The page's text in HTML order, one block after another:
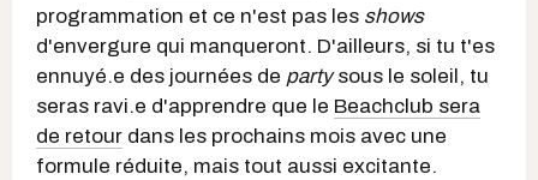
programmation et ce n'est pas les shows
d'envergure qui manqueront. D'ailleurs, si tu t'es
ennuyé.e des journées de partysous le soleil, tu
seras ravi.e d'apprendre que le Beachclub sera
de retour dans les prochains mois avec une
formule réduite, mais tout aussi excitante.